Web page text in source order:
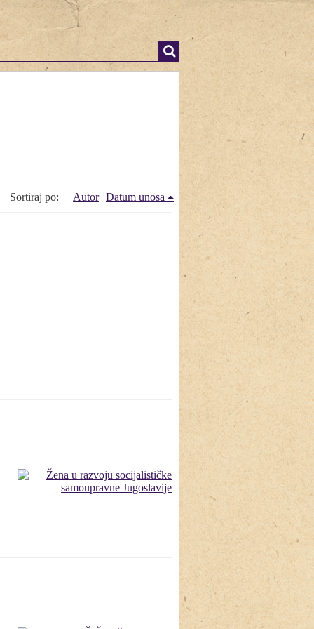
Sortiraj po: Autor Datum unosa